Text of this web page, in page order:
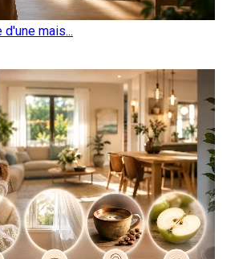
mais...